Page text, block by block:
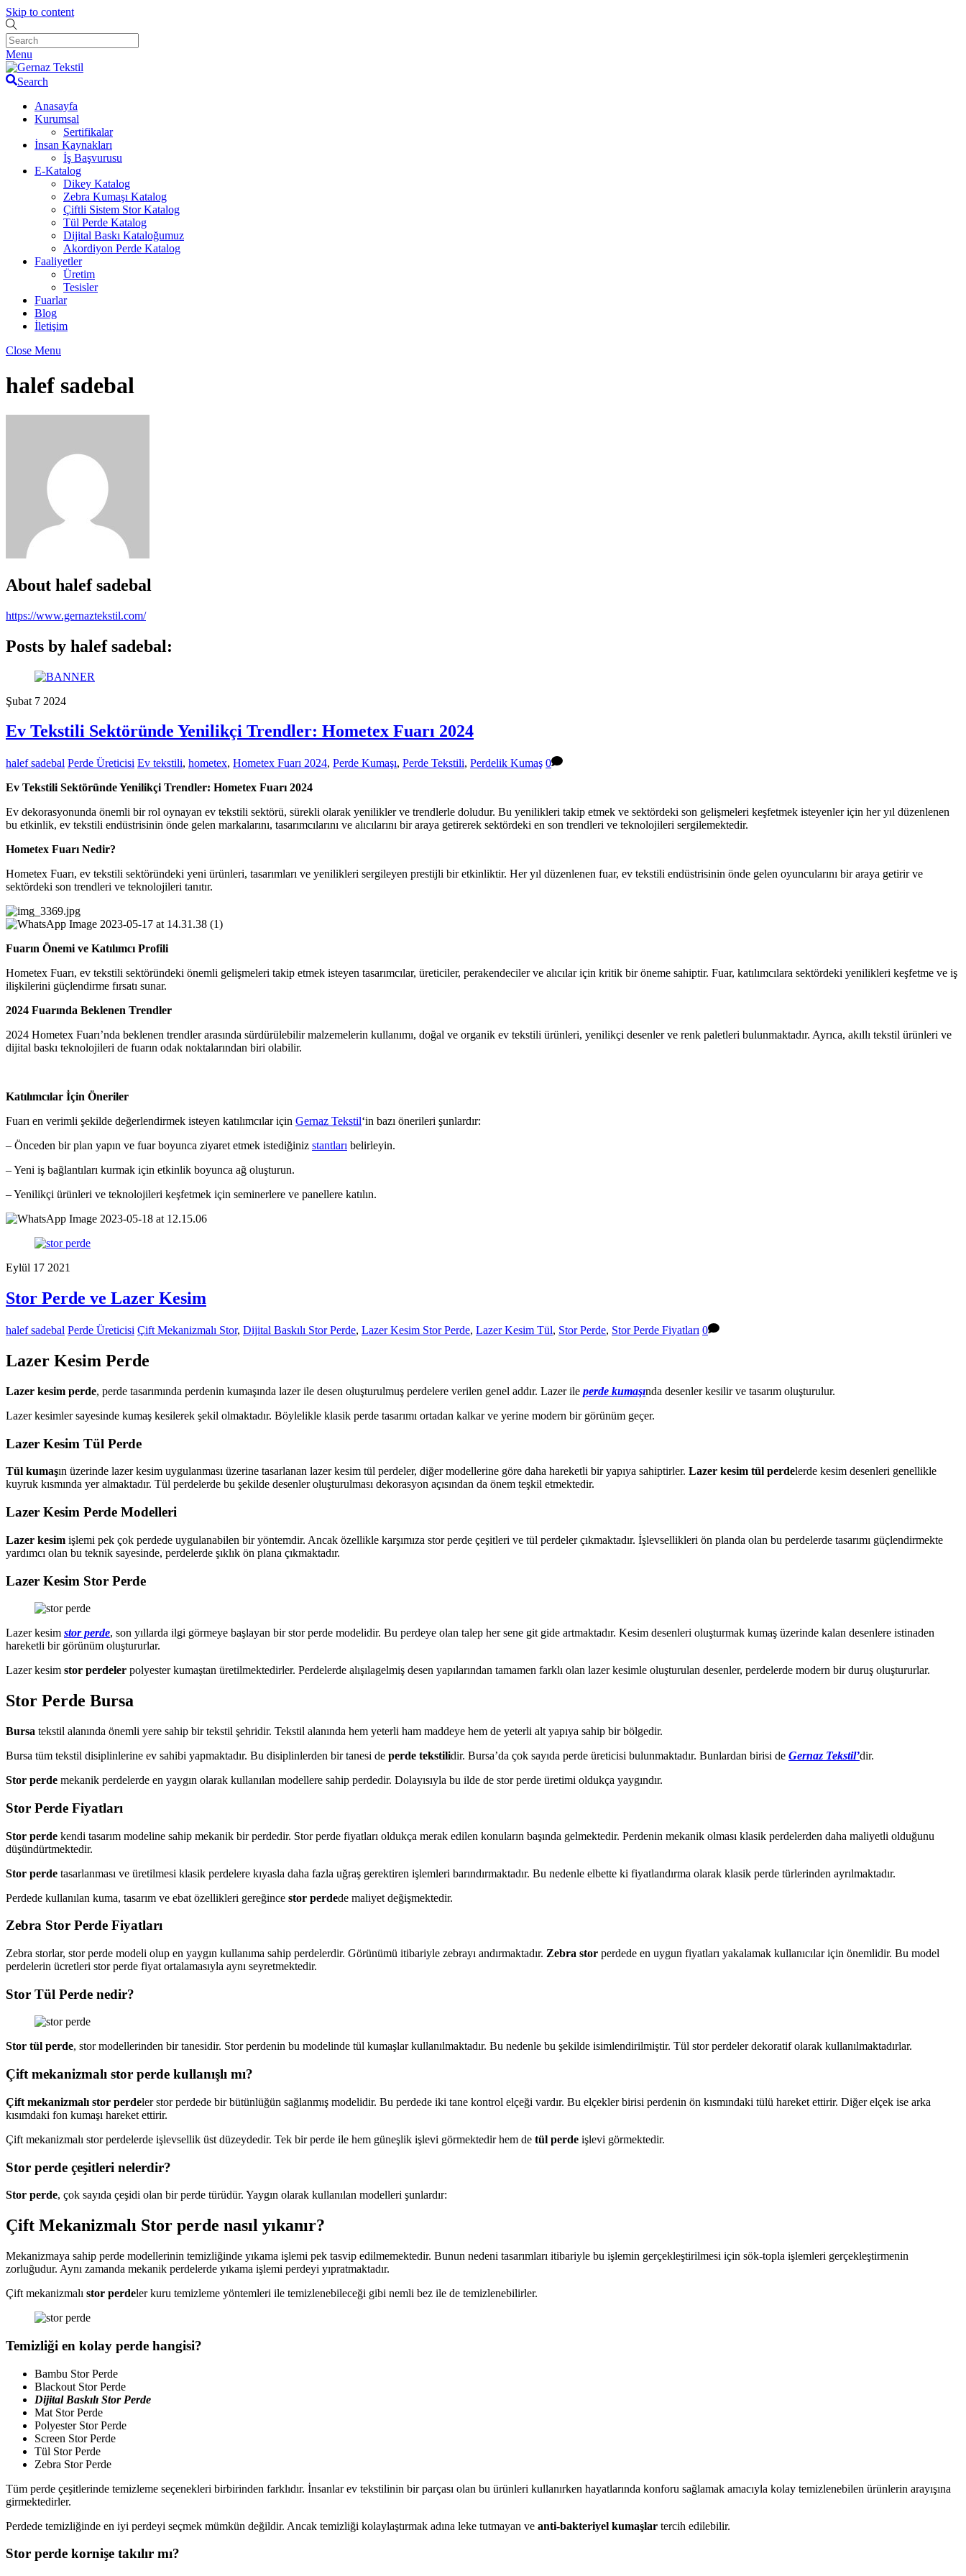
Skip to content
Menu
Search
Anasayfa
Kurumsal
Sertifikalar
İnsan Kaynakları
İş Başvurusu
E-Katalog
Dikey Katalog
Zebra Kumaşı Katalog
Çiftli Sistem Stor Katalog
Tül Perde Katalog
Dijital Baskı Kataloğumuz
Akordiyon Perde Katalog
Faaliyetler
Üretim
Tesisler
Fuarlar
Blog
İletişim
Close Menu
halef sadebal
About halef sadebal
https://www.gernaztekstil.com/
Posts by halef sadebal:
Şubat 7 2024
Ev Tekstili Sektöründe Yenilikçi Trendler: Hometex Fuarı 2024
halef sadebal Perde Üreticisi Ev tekstili, hometex, Hometex Fuarı 2024, Perde Kumaşı, Perde Tekstili, Perdelik Kumaş 0
Ev Tekstili Sektöründe Yenilikçi Trendler: Hometex Fuarı 2024
Ev dekorasyonunda önemli bir rol oynayan ev tekstili sektörü, sürekli olarak yenilikler ve trendlerle doludur. Bu yenilikleri takip etmek ve sektördeki son gelişmeleri keşfetmek isteyenler için her yıl düzenlenen
bu etkinlik, ev tekstili endüstrisinin önde gelen markalarını, tasarımcılarını ve alıcılarını bir araya getirerek sektördeki en son trendleri ve teknolojileri sergilemektedir.
Hometex Fuarı Nedir?
Hometex Fuarı, ev tekstili sektöründeki yeni ürünleri, tasarımları ve yenilikleri sergileyen prestijli bir etkinliktir. Her yıl düzenlenen fuar, ev tekstili endüstrisinin önde gelen oyuncularını bir araya getirir ve
sektördeki son trendleri ve teknolojileri tanıtır.
Fuarın Önemi ve Katılımcı Profili
Hometex Fuarı, ev tekstili sektöründeki önemli gelişmeleri takip etmek isteyen tasarımcılar, üreticiler, perakendeciler ve alıcılar için kritik bir öneme sahiptir. Fuar, katılımcılara sektördeki yenilikleri keşfetme ve iş
ilişkilerini güçlendirme fırsatı sunar.
2024 Fuarında Beklenen Trendler
2024 Hometex Fuarı’nda beklenen trendler arasında sürdürülebilir malzemelerin kullanımı, doğal ve organik ev tekstili ürünleri, yenilikçi desenler ve renk paletleri bulunmaktadır. Ayrıca, akıllı tekstil ürünleri ve
dijital baskı teknolojileri de fuarın odak noktalarından biri olabilir.
Katılımcılar İçin Öneriler
Fuarı en verimli şekilde değerlendirmek isteyen katılımcılar için Gernaz Tekstil‘in bazı önerileri şunlardır:
– Önceden bir plan yapın ve fuar boyunca ziyaret etmek istediğiniz stantları belirleyin.
– Yeni iş bağlantıları kurmak için etkinlik boyunca ağ oluşturun.
– Yenilikçi ürünleri ve teknolojileri keşfetmek için seminerlere ve panellere katılın.
Eylül 17 2021
Stor Perde ve Lazer Kesim
halef sadebal Perde Üreticisi Çift Mekanizmalı Stor, Dijital Baskılı Stor Perde, Lazer Kesim Stor Perde, Lazer Kesim Tül, Stor Perde, Stor Perde Fiyatları 0
Lazer Kesim Perde
Lazer kesim perde, perde tasarımında perdenin kumaşında lazer ile desen oluşturulmuş perdelere verilen genel addır. Lazer ile perde kumaşında desenler kesilir ve tasarım oluşturulur.
Lazer kesimler sayesinde kumaş kesilerek şekil olmaktadır. Böylelikle klasik perde tasarımı ortadan kalkar ve yerine modern bir görünüm geçer.
Lazer Kesim Tül Perde
Tül kumaşın üzerinde lazer kesim uygulanması üzerine tasarlanan lazer kesim tül perdeler, diğer modellerine göre daha hareketli bir yapıya sahiptirler. Lazer kesim tül perdelerde kesim desenleri genellikle
kuyruk kısmında yer almaktadır. Tül perdelerde bu şekilde desenler oluşturulması dekorasyon açısından da önem teşkil etmektedir.
Lazer Kesim Perde Modelleri
Lazer kesim işlemi pek çok perdede uygulanabilen bir yöntemdir. Ancak özellikle karşımıza stor perde çeşitleri ve tül perdeler çıkmaktadır. İşlevsellikleri ön planda olan bu perdelerde tasarımı güçlendirmekte
yardımcı olan bu teknik sayesinde, perdelerde şıklık ön plana çıkmaktadır.
Lazer Kesim Stor Perde
Lazer kesim stor perde, son yıllarda ilgi görmeye başlayan bir stor perde modelidir. Bu perdeye olan talep her sene git gide artmaktadır. Kesim desenleri oluşturmak kumaş üzerinde kalan desenlere istinaden
hareketli bir görünüm oluştururlar.
Lazer kesim stor perdeler polyester kumaştan üretilmektedirler. Perdelerde alışılagelmiş desen yapılarından tamamen farklı olan lazer kesimle oluşturulan desenler, perdelerde modern bir duruş oluştururlar.
Stor Perde Bursa
Bursa tekstil alanında önemli yere sahip bir tekstil şehridir. Tekstil alanında hem yeterli ham maddeye hem de yeterli alt yapıya sahip bir bölgedir.
Bursa tüm tekstil disiplinlerine ev sahibi yapmaktadır. Bu disiplinlerden bir tanesi de perde tekstilidir. Bursa’da çok sayıda perde üreticisi bulunmaktadır. Bunlardan birisi de Gernaz Tekstil’dir.
Stor perde mekanik perdelerde en yaygın olarak kullanılan modellere sahip perdedir. Dolayısıyla bu ilde de stor perde üretimi oldukça yaygındır.
Stor Perde Fiyatları
Stor perde kendi tasarım modeline sahip mekanik bir perdedir. Stor perde fiyatları oldukça merak edilen konuların başında gelmektedir. Perdenin mekanik olması klasik perdelerden daha maliyetli olduğunu
düşündürtmektedir.
Stor perde tasarlanması ve üretilmesi klasik perdelere kıyasla daha fazla uğraş gerektiren işlemleri barındırmaktadır. Bu nedenle elbette ki fiyatlandırma olarak klasik perde türlerinden ayrılmaktadır.
Perdede kullanılan kuma, tasarım ve ebat özellikleri gereğince stor perdede maliyet değişmektedir.
Zebra Stor Perde Fiyatları
Zebra storlar, stor perde modeli olup en yaygın kullanıma sahip perdelerdir. Görünümü itibariyle zebrayı andırmaktadır. Zebra stor perdede en uygun fiyatları yakalamak kullanıcılar için önemlidir. Bu model
perdelerin ücretleri stor perde fiyat ortalamasıyla aynı seyretmektedir.
Stor Tül Perde nedir?
Stor tül perde, stor modellerinden bir tanesidir. Stor perdenin bu modelinde tül kumaşlar kullanılmaktadır. Bu nedenle bu şekilde isimlendirilmiştir. Tül stor perdeler dekoratif olarak kullanılmaktadırlar.
Çift mekanizmalı stor perde kullanışlı mı?
Çift mekanizmalı stor perdeler stor perdede bir bütünlüğün sağlanmış modelidir. Bu perdede iki tane kontrol elçeği vardır. Bu elçekler birisi perdenin ön kısmındaki tülü hareket ettirir. Diğer elçek ise arka
kısımdaki fon kumaşı hareket ettirir.
Çift mekanizmalı stor perdelerde işlevsellik üst düzeydedir. Tek bir perde ile hem güneşlik işlevi görmektedir hem de tül perde işlevi görmektedir.
Stor perde çeşitleri nelerdir?
Stor perde, çok sayıda çeşidi olan bir perde türüdür. Yaygın olarak kullanılan modelleri şunlardır:
Çift Mekanizmalı Stor perde nasıl yıkanır?
Mekanizmaya sahip perde modellerinin temizliğinde yıkama işlemi pek tasvip edilmemektedir. Bunun nedeni tasarımları itibariyle bu işlemin gerçekleştirilmesi için sök-topla işlemleri gerçekleştirmenin
zorluğudur. Aynı zamanda mekanik perdelerde yıkama işlemi perdeyi yıpratmaktadır.
Çift mekanizmalı stor perdeler kuru temizleme yöntemleri ile temizlenebileceği gibi nemli bez ile de temizlenebilirler.
Temizliği en kolay perde hangisi?
Bambu Stor Perde
Blackout Stor Perde
Dijital Baskılı Stor Perde
Mat Stor Perde
Polyester Stor Perde
Screen Stor Perde
Tül Stor Perde
Zebra Stor Perde
Tüm perde çeşitlerinde temizleme seçenekleri birbirinden farklıdır. İnsanlar ev tekstilinin bir parçası olan bu ürünleri kullanırken hayatlarında konforu sağlamak amacıyla kolay temizlenebilen ürünlerin arayışına
girmektedirler.
Perdede temizliğinde en iyi perdeyi seçmek mümkün değildir. Ancak temizliği kolaylaştırmak adına leke tutmayan ve anti-bakteriyel kumaşlar tercih edilebilir.
Stor perde kornişe takılır mı?